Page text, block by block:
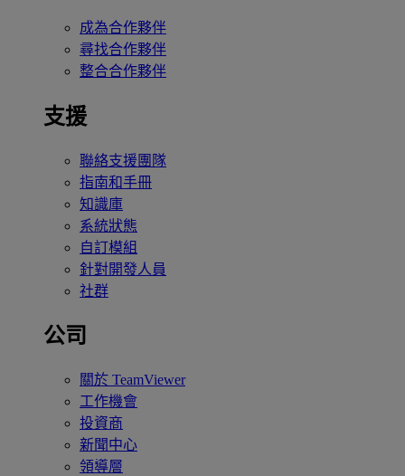
成為合作夥伴
尋找合作夥伴
整合合作夥伴
支援
聯絡支援團隊
指南和手冊
知識庫
系統狀態
自訂模組
針對開發人員
社群
公司
關於 TeamViewer
工作機會
投資商
新聞中心
領導層